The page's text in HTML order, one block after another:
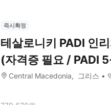
즉시확정
테살로니키 PADI 인
(자격증 필요 / PADI
Central Macedonia 그리스